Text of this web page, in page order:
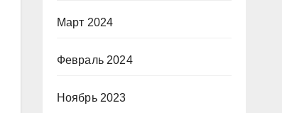
Март 2024
Февраль 2024
Ноябрь 2023